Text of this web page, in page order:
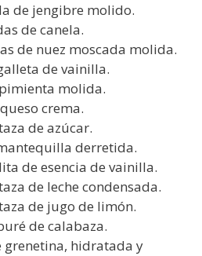
de jengibre molido.
de canela.
de nuez moscada molida.
de vainilla.
molida.
crema.
de azúcar.
derretida.
de esencia de vainilla.
de leche condensada.
de jugo de limón.
de calabaza.
grenetina, hidratada y